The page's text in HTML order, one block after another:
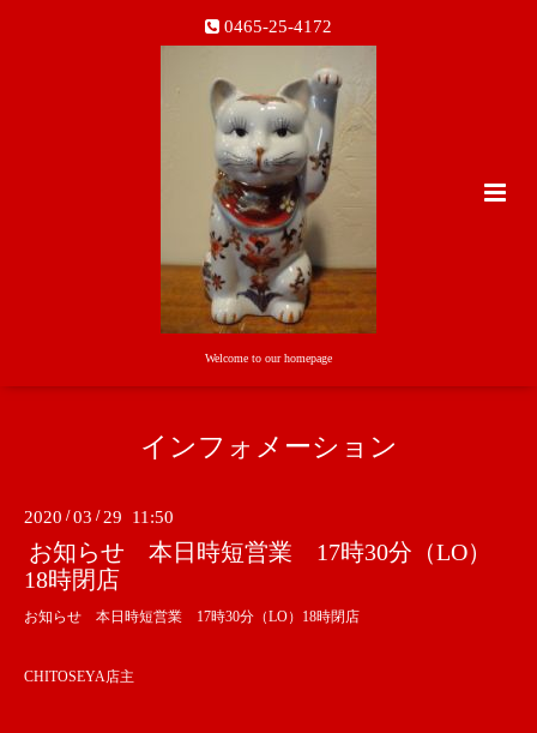
0465-25-4172
Welcome to our homepage
インフォメーション
2020 /03 / 29 11:50
お知らせ 本日時短営業 17時30分（LO）
18時閉店
お知らせ 本日時短営業 17時30分（LO）18時閉店
CHITOSEYA店主